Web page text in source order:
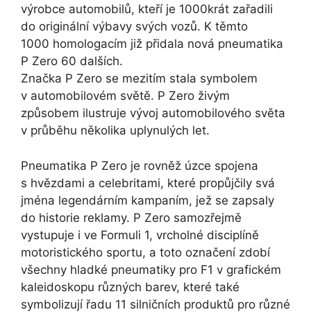
výrobce automobilů, kteří je 1000krát zařadili
do originální výbavy svých vozů. K těmto
1000 homologacím již přidala nová pneumatika
P Zero 60 dalších.
Značka P Zero se mezitím stala symbolem
v automobilovém světě. P Zero živým
způsobem ilustruje vývoj automobilového světa
v průběhu několika uplynulých let.
Pneumatika P Zero je rovněž úzce spojena
s hvězdami a celebritami, které propůjčily svá
jména legendárním kampaním, jež se zapsaly
do historie reklamy. P Zero samozřejmě
vystupuje i ve Formuli 1, vrcholné disciplíně
motoristického sportu, a toto označení zdobí
všechny hladké pneumatiky pro F1 v grafickém
kaleidoskopu různých barev, které také
symbolizují řadu 11 silničních produktů pro různé